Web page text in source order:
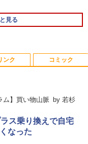
見る
巻セット） （中公文
沢啓治 ]
辞典/大学書林/古川晴
オフホワイト
Flo Milli, ATL Jacob
ンク
ベルレス 500ml ×24本
ウム含有 水 ミネラル
ル 静岡県産 500ミリリ
コミック
(デジタル版ビッグガ
ム】買い物山脈 by 若杉
ス乗り換えで自宅
なった